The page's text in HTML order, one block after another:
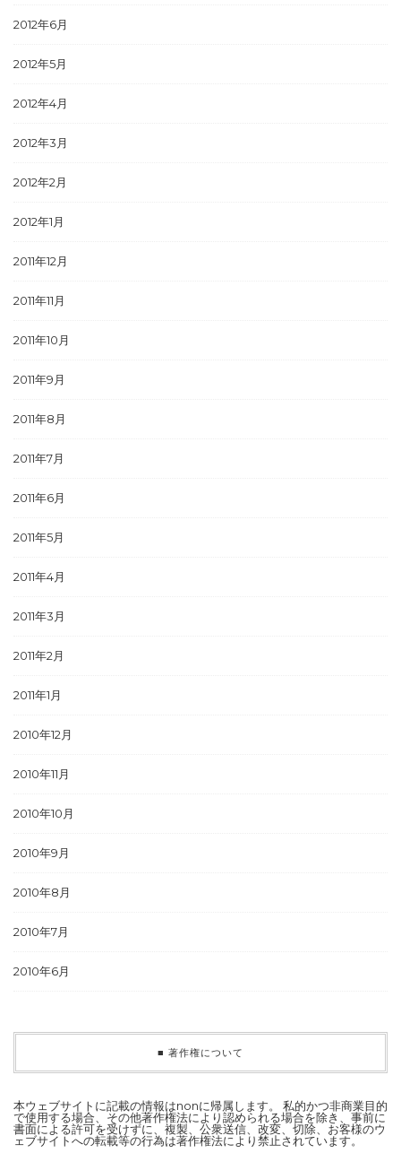
2012年6月
2012年5月
2012年4月
2012年3月
2012年2月
2012年1月
2011年12月
2011年11月
2011年10月
2011年9月
2011年8月
2011年7月
2011年6月
2011年5月
2011年4月
2011年3月
2011年2月
2011年1月
2010年12月
2010年11月
2010年10月
2010年9月
2010年8月
2010年7月
2010年6月
■ 著作権について
本ウェブサイトに記載の情報はnonに帰属します。 私的かつ非商業目的
で使用する場合、その他著作権法により認められる場合を除き、事前に
書面による許可を受けずに、複製、公衆送信、改変、切除、お客様のウ
ェブサイトへの転載等の行為は著作権法により禁止されています。